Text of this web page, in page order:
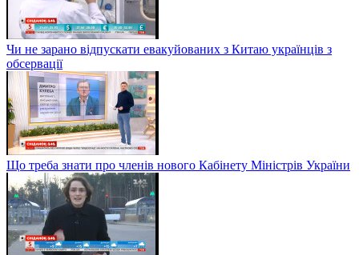
Чи не зарано відпускати евакуйованих з Китаю українців з
обсервації
Що треба знати про членів нового Кабінету Міністрів України